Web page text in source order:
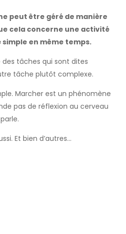
peut être géré de manière
cela concerne une activité
en même temps.
tâches qui sont dites
tâche plutôt complexe.
Marcher est un phénomène
pas de réflexion au cerveau
Et bien d’autres…